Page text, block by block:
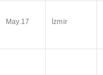
May.17
İzmir